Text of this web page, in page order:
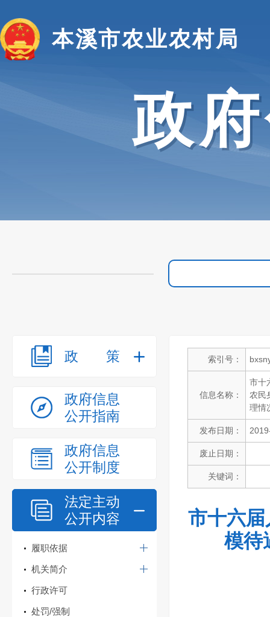
本溪市农业农村局
政
政策
政府信息
公开指南
政府信息
公开制度
法定主动
公开内容
履职依据
机关简介
行政许可
处罚/强制
索引号：
信息名称：
市十
农民
理情
发布日期：
废止日期：
关键词：
市十六
模待